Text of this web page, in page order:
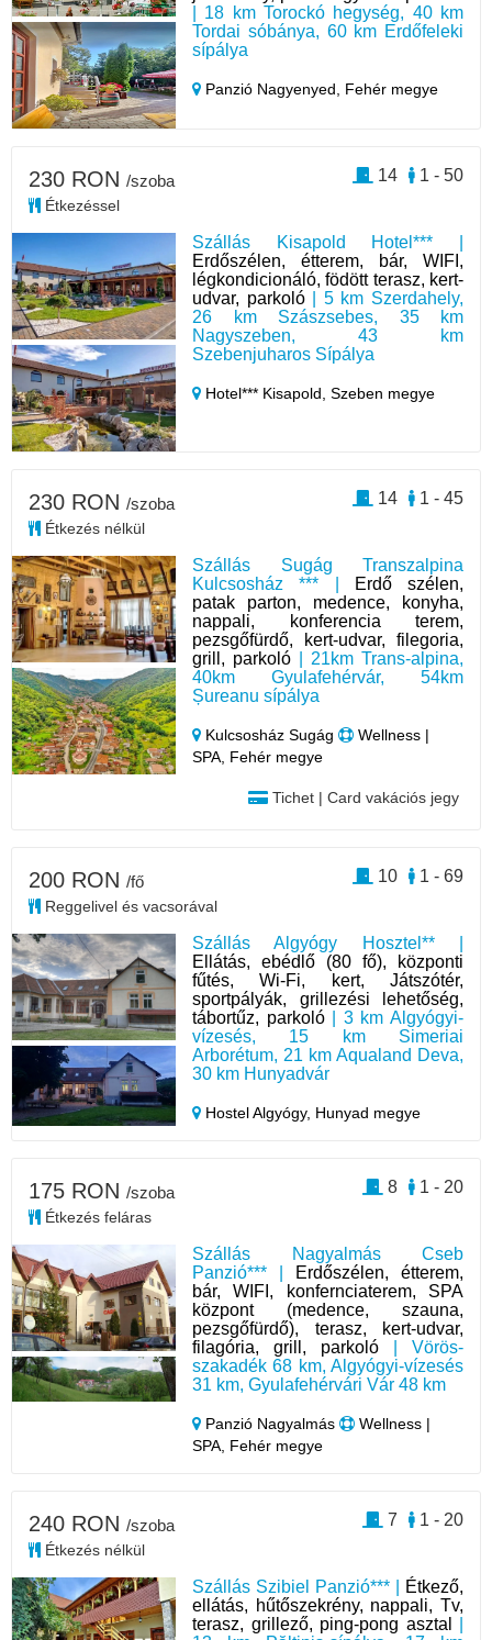
| 18 km Torockó hegység, 40 km
Tordai sóbánya, 60 km Erdőfeleki
sípálya
Panzió Nagyenyed, Fehér megye
Szállás Kisapold Hotel*** |
Erdőszélen, étterem, bár, WIFI,
légkondicionáló, födött terasz, kert-
udvar, parkoló| 5 km Szerdahely,
26 km Szászsebes, 35 km
Nagyszeben, 43 km
Szebenjuharos Sípálya
Hotel*** Kisapold,Szeben megye
230 RON /szoba
Étkezéssel
1 - 50
14
Szállás Sugág Transzalpina
Kulcsosház *** |
Erdő szélen,
patak parton, medence, konyha,
nappali, konferencia terem,
pezsgőfürdő, kert-udvar, filegoria,
grill, parkoló | 21km Trans-alpina,
40km Gyulafehérvár, 54km
Șureanu sípálya
Kulcsosház Sugág
Wellness |
SPA, Fehér megye
Tichet | Card vakációs jegy
230 RON /szoba
Étkezés nélkül
1 - 45
14
Szállás Algyógy Hosztel** |
Ellátás, ebédlő (80 fő), központi
fűtés, Wi-Fi, kert, Játszótér,
sportpályák, grillezési lehetőség,
tábortűz, parkoló| 3 km Algyógyi-
vízesés, 15 km Simeriai
Arborétum, 21 km Aqualand Deva,
30 km Hunyadvár
Hostel Algyógy, Hunyad megye
200 RON /fő
Reggelivel és vacsorával
1 - 69
10
Szállás Nagyalmás Cseb
Panzió*** |
Erdőszélen, étterem,
bár, WIFI, konfernciaterem, SPA
központ (medence, szauna,
pezsgőfürdő), terasz, kert-udvar,
filagória, grill, parkoló | Vörös-
szakadék 68 km, Algyógyi-vízesés
31 km, Gyulafehérvári Vár 48 km
Panzió Nagyalmás
Wellness |
SPA, Fehér megye
175 RON /szoba
Étkezés feláras
1 - 20
8
Szállás Szibiel Panzió*** |
Étkező,
ellátás, hűtőszekrény, nappali, Tv,
terasz, grillező, ping-pong asztal
240 RON /szoba
Étkezés nélkül
1 - 20
7